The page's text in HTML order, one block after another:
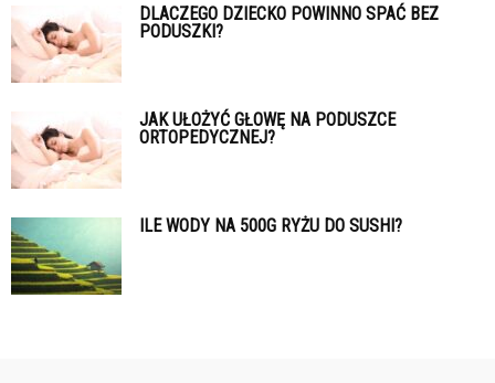
DLACZEGO DZIECKO POWINNO SPAĆ BEZ
PODUSZKI?
JAK UŁOŻYĆ GŁOWĘ NA PODUSZCE
ORTOPEDYCZNEJ?
ILE WODY NA 500G RYŻU DO SUSHI?